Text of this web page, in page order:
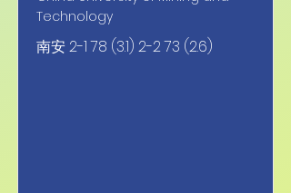
Technology
南安2-1 78 (3.1) 2-2 73 (2.6)